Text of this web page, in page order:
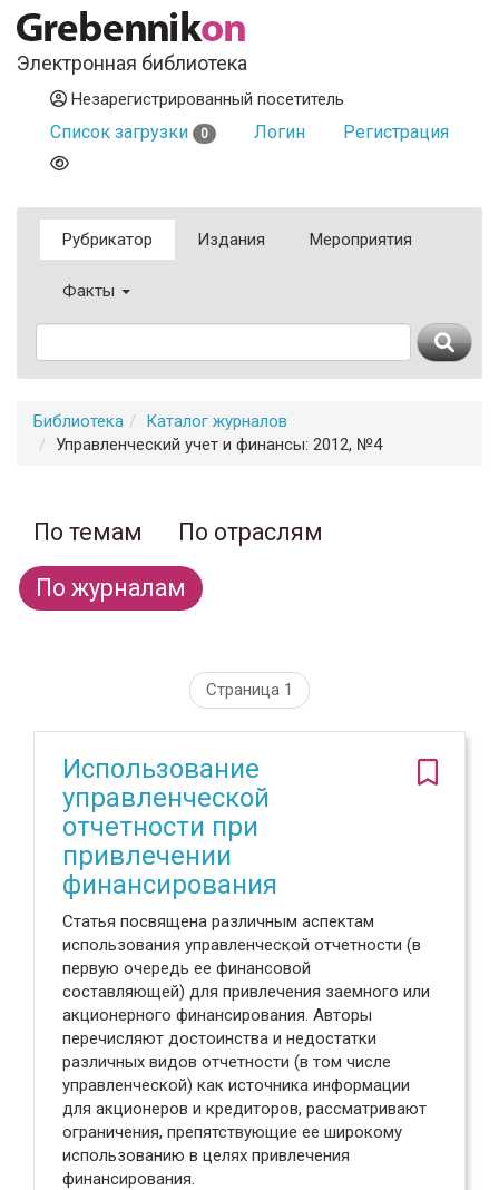
Электронная библиотека
Незарегистрированный посетитель
Список загрузки 0 Логин Регистрация
Рубрикатор Издания Мероприятия
Факты
Библиотека
Каталог журналов
Управленческий учет и финансы: 2012, №4
По темам
По отраслям
По журналам
Страница 1
Использование
управленческой
отчетности при
привлечении
финансирования
Статья посвящена различным аспектам
использования управленческой отчетности (в
первую очередь ее финансовой
составляющей) для привлечения заемного или
акционерного финансирования. Авторы
перечисляют достоинства и недостатки
различных видов отчетности (в том числе
управленческой) как источника информации
для акционеров и кредиторов, рассматривают
ограничения, препятствующие ее широкому
использованию в целях привлечения
финансирования.